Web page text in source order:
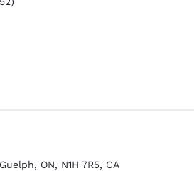
Guelph, ON, N1H 7R5, CA